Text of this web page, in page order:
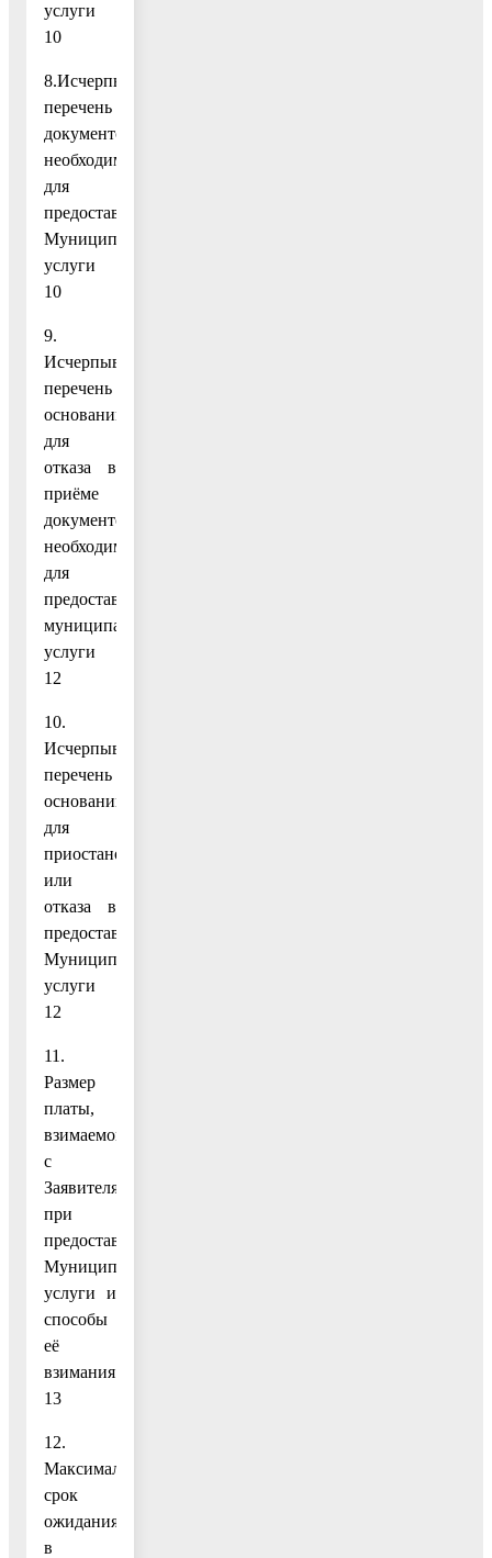
услуги
10
8.Исчерпывающий
перечень
документов,
необходимых
для
предоставления
Муниципальной
услуги
10
9.
Исчерпывающий
перечень
оснований
для
отказа в
приёме
документов,
необходимых
для
предоставления
муниципальной
услуги
12
10.
Исчерпывающий
перечень
оснований
для
приостановления
или
отказа в
предоставлении
Муниципальной
услуги
12
11.
Размер
платы,
взимаемой
с
Заявителя
при
предоставлении
Муниципальной
услуги и
способы
её
взимания
13
12.
Максимальный
срок
ожидания
в